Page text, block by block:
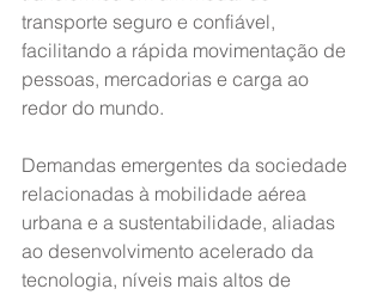
transporte seguro e confiável,
facilitando a rápida movimentação de
pessoas, mercadorias e carga ao
redor do mundo.
Demandas emergentes da sociedade
relacionadas à mobilidade aérea
urbana e a sustentabilidade, aliadas
ao desenvolvimento acelerado da
tecnologia, níveis mais altos de